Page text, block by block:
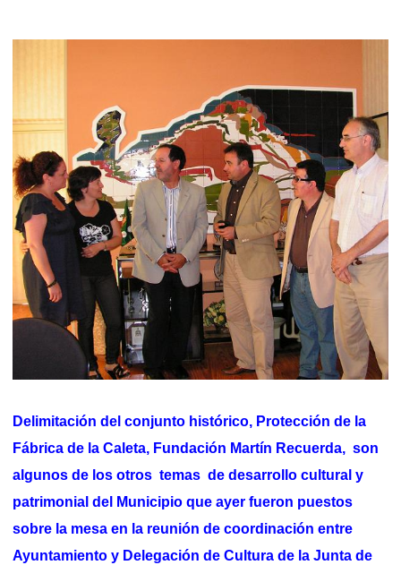
Delimitación del conjunto histórico, Protección de la
Fábrica de la Caleta, Fundación Martín Recuerda, son
algunos de los otros temas de desarrollo cultural y
patrimonial del Municipio que ayer fueron puestos
sobre la mesa en la reunión de coordinación entre
Ayuntamiento y Delegación de Cultura de la Junta de